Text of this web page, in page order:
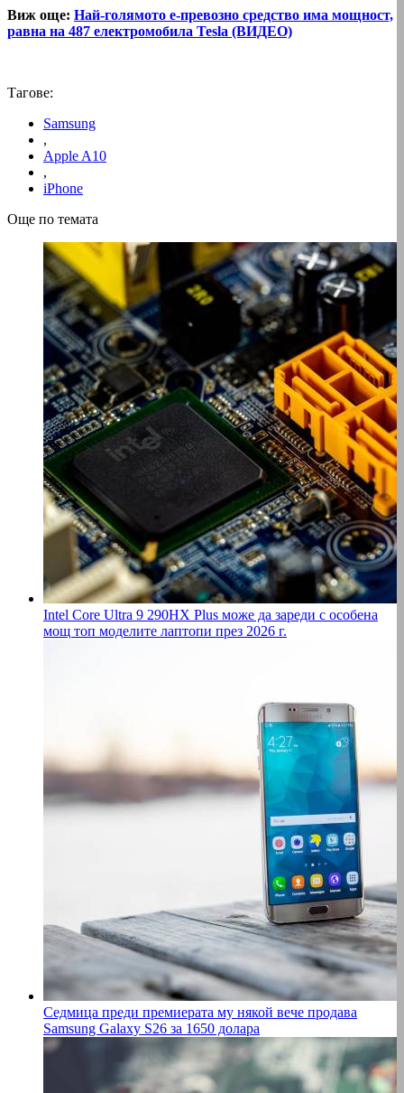
Виж още: Най-голямото е-превозно средство има мощност,
равна на 487 електромобила Tesla (ВИДЕО)
Тагове:
Samsung
,
Apple A10
,
iPhone
Още по темата
Intel Core Ultra 9 290HX Plus може да зареди с особена
мощ топ моделите лаптопи през 2026 г.
Седмица преди премиерата му някой вече продава
Samsung Galaxy S26 за 1650 долара